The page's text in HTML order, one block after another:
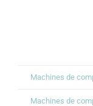
Machines de
Machines de